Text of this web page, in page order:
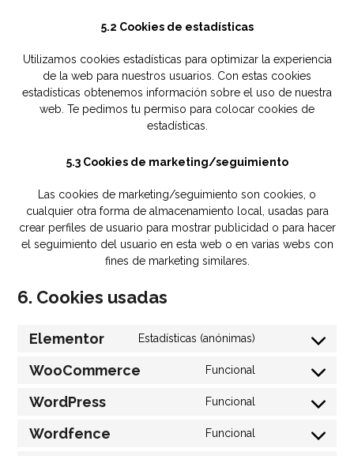
5.2 Cookies de estadísticas
Utilizamos cookies estadísticas para optimizar la experiencia
de la web para nuestros usuarios. Con estas cookies
estadísticas obtenemos información sobre el uso de nuestra
web. Te pedimos tu permiso para colocar cookies de
estadísticas.
5.3 Cookies de marketing/seguimiento
Las cookies de marketing/seguimiento son cookies, o
cualquier otra forma de almacenamiento local, usadas para
crear perfiles de usuario para mostrar publicidad o para hacer
el seguimiento del usuario en esta web o en varias webs con
fines de marketing similares.
6. Cookies usadas
Elementor Estadísticas (anónimas)
WooCommerce Funcional
WordPress Funcional
Wordfence Funcional